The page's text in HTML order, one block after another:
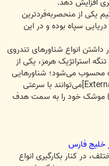
افزایش دهد.
یکی از منحصر‌به‌فردترین
سپاه بوده و در این
داشتن انواع شناورهای تندروی
استراتژیک هرمز، یکی از
محسوب می‌شود؛ شناورهایی
می‌توانند با سرعتی
بر ساعت) موشک خود را به سمت هدف
خلیج فارس
در کنار بکارگیری انواع